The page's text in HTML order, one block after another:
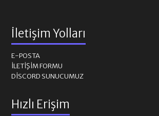
İletişim Yolları
E-POSTA
İLETIŞIM FORMU
DISCORD SUNUCUMUZ
Hızlı Erişim